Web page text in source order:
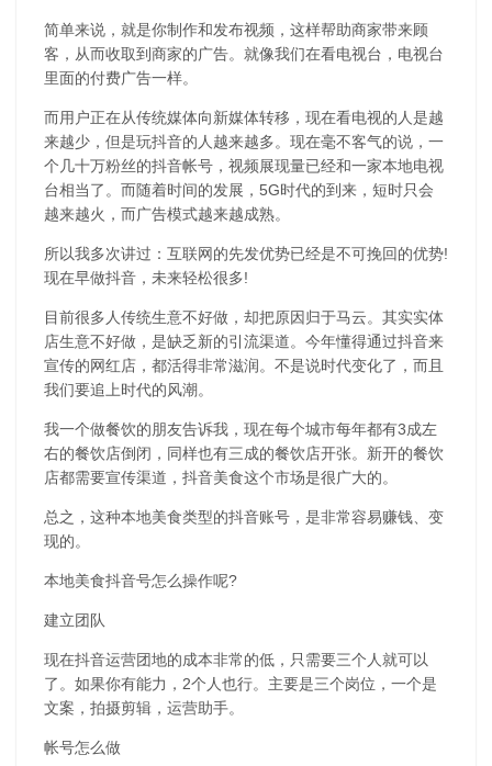
简单来说，就是你制作和发布视频，这样帮助商家带来顾
客，从而收取到商家的广告。就像我们在看电视台，电视台
里面的付费广告一样。
而用户正在从传统媒体向新媒体转移，现在看电视的人是越
来越少，但是玩抖音的人越来越多。现在毫不客气的说，一
个几十万粉丝的抖音帐号，视频展现量已经和一家本地电视
台相当了。而随着时间的发展，5G时代的到来，短时只会
越来越火，而广告模式越来越成熟。
所以我多次讲过：互联网的先发优势已经是不可挽回的优势!
现在早做抖音，未来轻松很多!
目前很多人传统生意不好做，却把原因归于马云。其实实体
店生意不好做，是缺乏新的引流渠道。今年懂得通过抖音来
宣传的网红店，都活得非常滋润。不是说时代变化了，而且
我们要追上时代的风潮。
我一个做餐饮的朋友告诉我，现在每个城市每年都有3成左
右的餐饮店倒闭，同样也有三成的餐饮店开张。新开的餐饮
店都需要宣传渠道，抖音美食这个市场是很广大的。
总之，这种本地美食类型的抖音账号，是非常容易赚钱、变
现的。
本地美食抖音号怎么操作呢?
建立团队
现在抖音运营团地的成本非常的低，只需要三个人就可以
了。如果你有能力，2个人也行。主要是三个岗位，一个是
文案，拍摄剪辑，运营助手。
帐号怎么做